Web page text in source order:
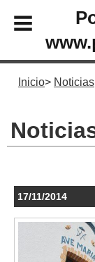
Inicio Noticias
17/11/2014